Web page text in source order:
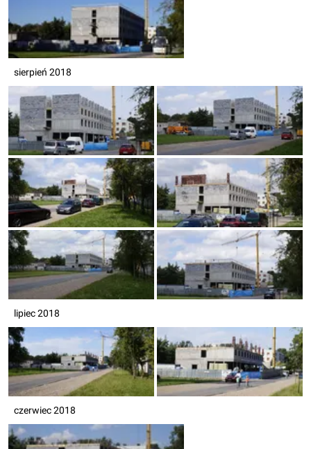
sierpień 2018
lipiec 2018
czerwiec 2018